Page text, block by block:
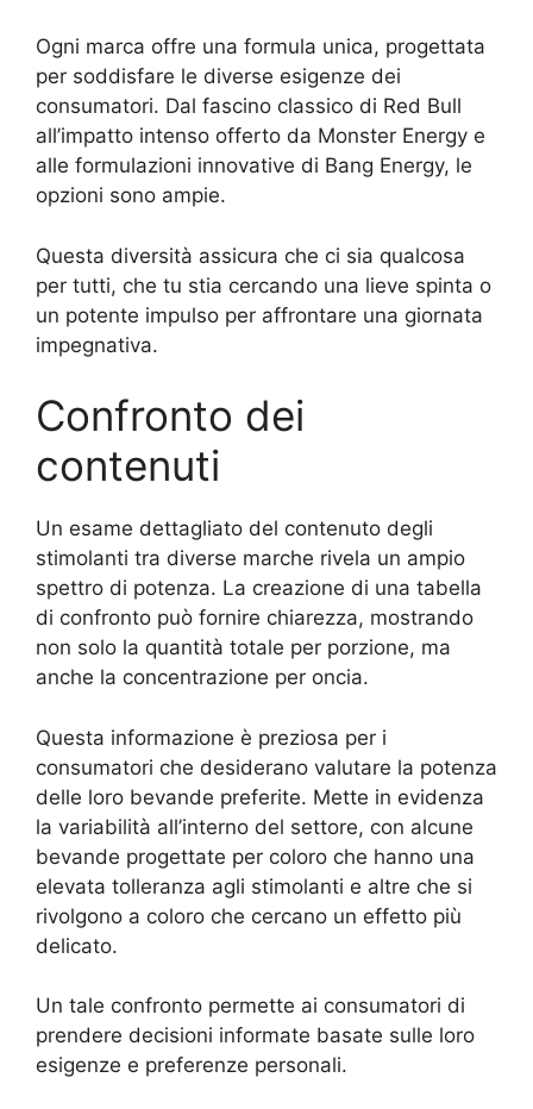
Ogni marca offre una formula unica, progettata
per soddisfare le diverse esigenze dei
consumatori. Dal fascino classico di Red Bull
all’impatto intenso offerto da Monster Energy e
alle formulazioni innovative di Bang Energy, le
opzioni sono ampie.
Questa diversità assicura che ci sia qualcosa
per tutti, che tu stia cercando una lieve spinta o
un potente impulso per affrontare una giornata
impegnativa.
Confronto dei
contenuti
Un esame dettagliato del contenuto degli
stimolanti tra diverse marche rivela un ampio
spettro di potenza. La creazione di una tabella
di confronto può fornire chiarezza, mostrando
non solo la quantità totale per porzione, ma
anche la concentrazione per oncia.
Questa informazione è preziosa per i
consumatori che desiderano valutare la potenza
delle loro bevande preferite. Mette in evidenza
la variabilità all’interno del settore, con alcune
bevande progettate per coloro che hanno una
elevata tolleranza agli stimolanti e altre che si
rivolgono a coloro che cercano un effetto più
delicato.
Un tale confronto permette ai consumatori di
prendere decisioni informate basate sulle loro
esigenze e preferenze personali.